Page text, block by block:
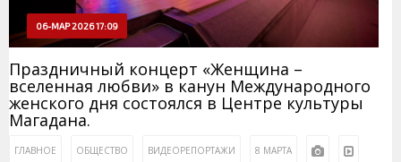
06-МАР 2026 17:09
Праздничный концерт «Женщина –
вселенная любви» в канун Международного
женского дня состоялся в Центре культуры
Магадана.
ГЛАВНОЕ ОБЩЕСТВО ВИДЕОРЕПОРТАЖИ 8 МАРТА